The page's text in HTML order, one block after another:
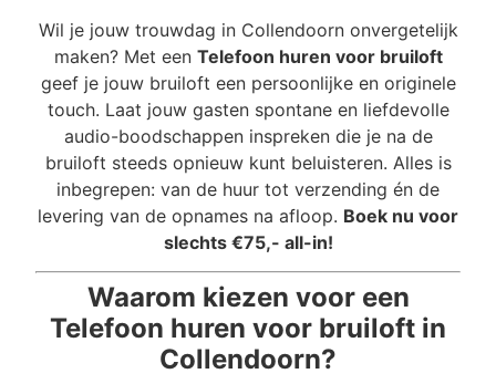
Wil je jouw trouwdag in Collendoorn onvergetelijk
maken? Met een Telefoon huren voor bruiloft
geef je jouw bruiloft een persoonlijke en originele
touch. Laat jouw gasten spontane en liefdevolle
audio-boodschappen inspreken die je na de
bruiloft steeds opnieuw kunt beluisteren. Alles is
inbegrepen: van de huur tot verzending én de
levering van de opnames na afloop. Boek nu voor
slechts €75,- all-in!
Waarom kiezen voor een
Telefoon huren voor bruiloft in
Collendoorn?